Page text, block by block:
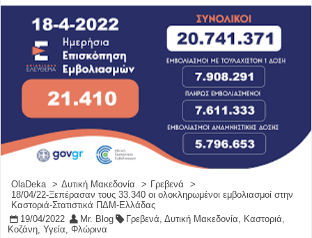
OlaDeka Δυτική Μακεδονία
Γρεβενά
18/04/22-Ξεπέρασαν τους 33.340 οι ολοκληρωμένοι εμβολιασμοί στην
Καστοριά-Στατιστικά ΠΔΜ-Ελλάδας
19/04/2022
Mr. Blog Γρεβενά Δυτική Μακεδονία Καστοριά
Κοζάνη Υγεία Φλώρινα